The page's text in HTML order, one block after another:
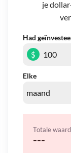
je
Had
Elke
$
Totale
---